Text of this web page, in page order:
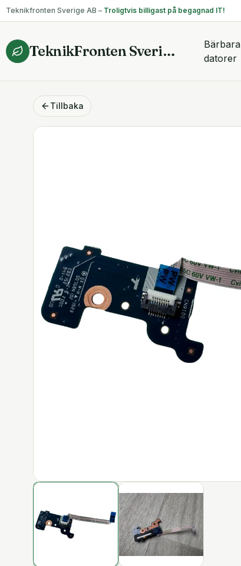
Teknikfronten Sverige AB – Troligtvis billigast på begagnad IT!
TeknikFronten Sverige AB
Bärbara
datorer
Tillbaka